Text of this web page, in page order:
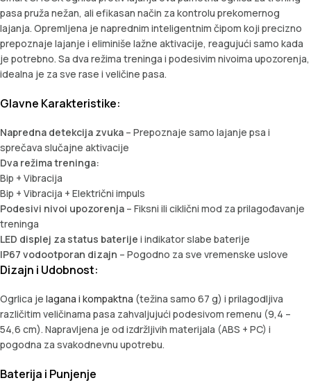
pasa pruža nežan, ali efikasan način za kontrolu prekomernog
lajanja. Opremljena je naprednim inteligentnim čipom koji precizno
prepoznaje lajanje i eliminiše lažne aktivacije, reagujući samo kada
je potrebno. Sa dva režima treninga i podesivim nivoima upozorenja,
idealna je za sve rase i veličine pasa.
Glavne Karakteristike:
Napredna detekcija zvuka – Prepoznaje samo lajanje psa i
sprečava slučajne aktivacije
Dva režima treninga:
Bip + Vibracija
Bip + Vibracija + Električni impuls
Podesivi nivoi upozorenja – Fiksni ili ciklični mod za prilagođavanje
treninga
LED displej za status baterije i indikator slabe baterije
IP67 vodootporan dizajn – Pogodno za sve vremenske uslove
Dizajn i Udobnost:
Ogrlica je lagana i kompaktna (težina samo 67 g) i prilagodljiva
različitim veličinama pasa zahvaljujući podesivom remenu (9,4 –
54,6 cm). Napravljena je od izdržljivih materijala (ABS + PC) i
pogodna za svakodnevnu upotrebu.
Baterija i Punjenje